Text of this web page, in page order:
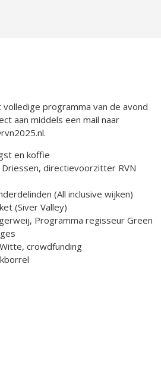
programma van de avond
aan middels een mail naar
en koffie
Onderdelinden (All inclusive wijken)
Piket (Siver Valley)
de Witte, crowdfunding